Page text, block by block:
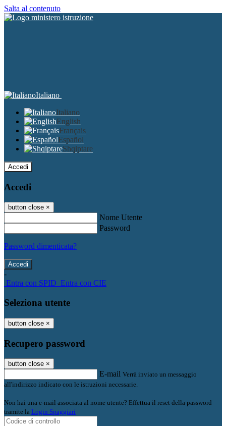
Salta al contenuto
Italiano
Italiano
English
Français
Español
Shqiptare
Accedi
Accedi
button close ×
Nome Utente
Password
Password dimenticata?
-
Entra con SPID Entra con CIE
Seleziona utente
button close ×
Recupero password
button close ×
E-mail Verrà inviato un messaggio
all'indirizzo indicato con le istruzioni necessarie.
Non hai una e-mail associata al nome utente? Effettua il reset della password
tramite la Login Spaggiari